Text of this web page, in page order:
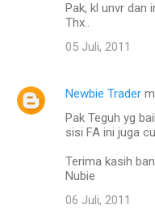
t
Pak, kl unvr dan
Thx..
05 Juli, 2011
Newbie Trader
Pak Teguh yg
sisi FA ini juga
Terima kasih
Nubie
06 Juli, 2011